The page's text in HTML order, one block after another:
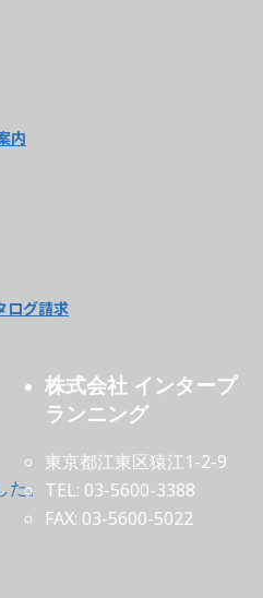
内
ログ請求
株式会社 インタープ
ランニング
東京都江東区猿江1-2-9
TEL: 03-5600-3388
FAX: 03-5600-5022